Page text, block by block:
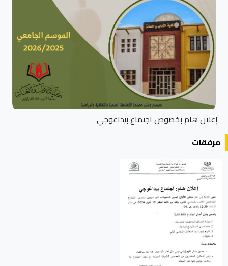
إعلان هام بخصوص اجتماع بيداغوجي
مرفقات